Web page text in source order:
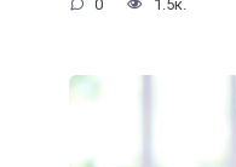
0 1.5к.